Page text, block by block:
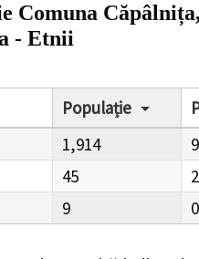
Comuna
- Etnii
Populație
1,914
45
9